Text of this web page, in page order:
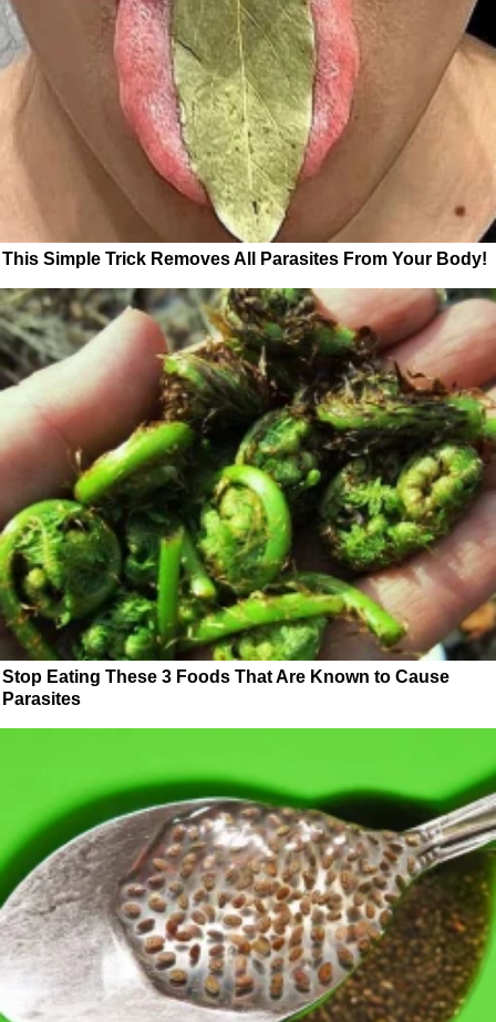
This Simple Trick Removes All Parasites From Your Body!
Stop Eating These 3 Foods That Are Known to Cause
Parasites